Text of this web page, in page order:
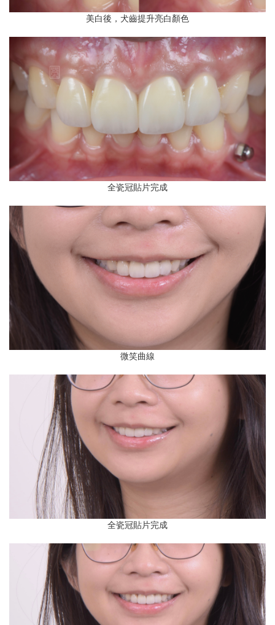
美白後，犬齒提升亮白顏色
全瓷冠貼片完成
微笑曲線
全瓷冠貼片完成